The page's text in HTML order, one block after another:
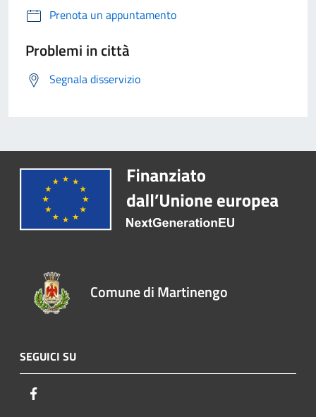
Prenota un appuntamento
Problemi in città
Segnala disservizio
Comune di Martinengo
SEGUICI SU